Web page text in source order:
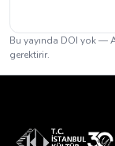
Bu yayında DOI yok —
gerektirir.